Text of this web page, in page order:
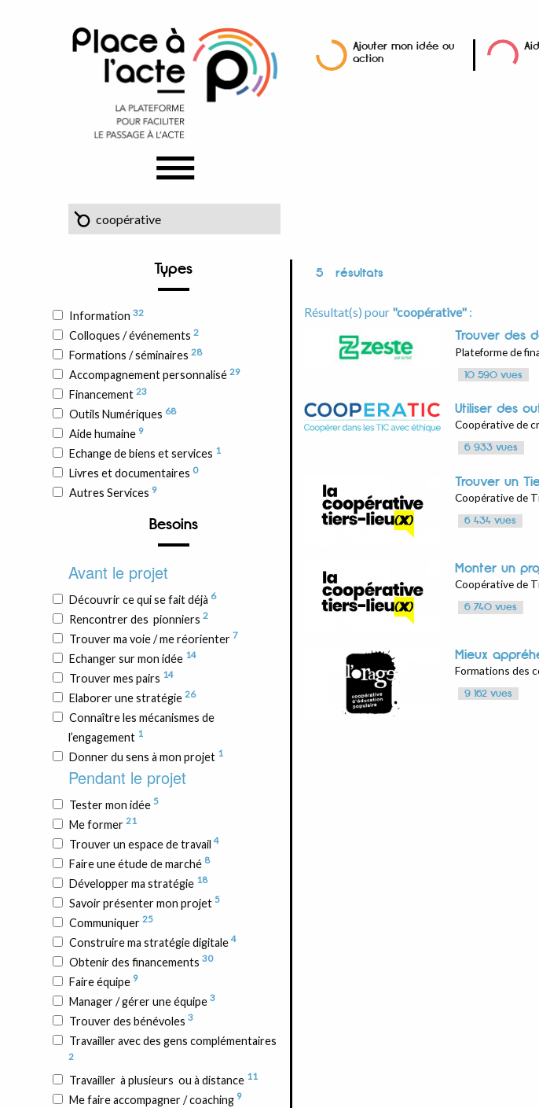
Ajouter mon idée ou
action
Types
Information 32
Colloques / événements 2
Formations / séminaires 28
Accompagnement personnalisé 29
Financement 23
Outils Numériques 68
Aide humaine 9
Echange de biens et services 1
Livres et documentaires 0
Autres Services 9
Besoins
Avant le projet
Découvrir ce qui se fait déjà 6
Rencontrer des pionniers 2
Trouver ma voie / me réorienter 7
Echanger sur mon idée 14
Trouver mes pairs 14
Elaborer une stratégie 26
Connaître les mécanismes de
l’engagement 1
Donner du sens à mon projet 1
Pendant le projet
Tester mon idée 5
Me former 21
Trouver un espace de travail 4
Faire une étude de marché 8
Développer ma stratégie 18
Savoir présenter mon projet 5
Communiquer 25
Construire ma stratégie digitale 4
Obtenir des financements 30
Faire équipe 9
Manager / gérer une équipe 3
Trouver des bénévoles 3
Travailler avec des gens complémentaires
2
Travailler à plusieurs ou à distance 11
Me faire accompagner / coaching 9
5 résultats
Résultat(s) pour "coopérative" :
Trouver des
Plateforme de
10 590 vues
Utiliser des
Coopérative de
6 933 vues
Trouver un
Coopérative de
6 434 vues
Monter un
Coopérative de
6 740 vues
Mieux
Formations des
9 162 vues